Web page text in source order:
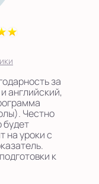
за
английский,
Честно
будет
на уроки с
к